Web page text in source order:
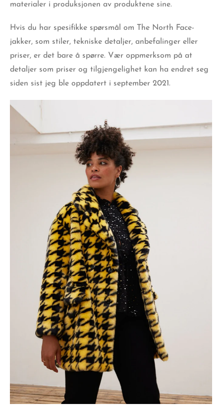
materialer i produksjonen av produktene sine.
Hvis du har spesifikke spørsmål om The North Face-
jakker, som stiler, tekniske detaljer, anbefalinger eller
priser, er det bare å spørre. Vær oppmerksom på at
detaljer som priser og tilgjengelighet kan ha endret seg
siden sist jeg ble oppdatert i september 2021.